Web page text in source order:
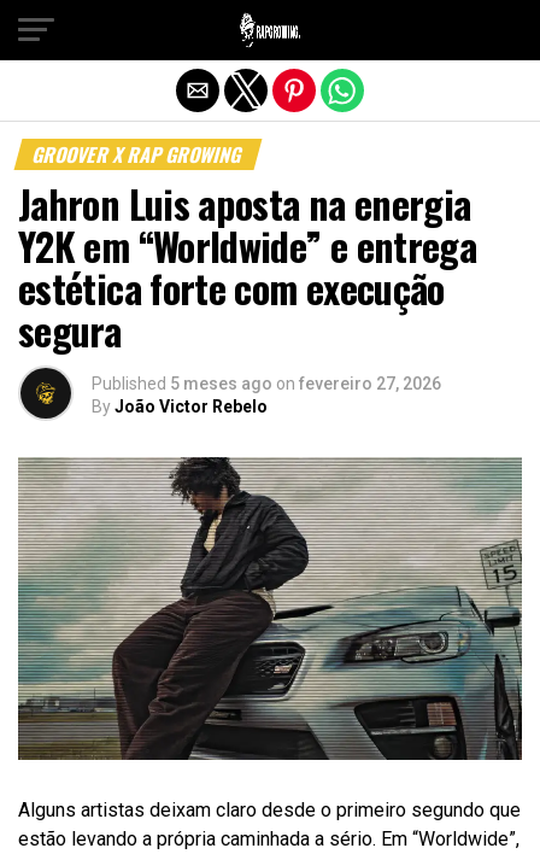
GROOVER X RAP GROWING
Jahron Luis aposta na energia
Y2K em “Worldwide” e entrega
estética forte com execução
segura
Published 5 meses ago on fevereiro 27, 2026
ByJoão Victor Rebelo
Alguns artistas deixam claro desde o primeiro segundo que
estão levando a própria caminhada a sério. Em “Worldwide”,
Sair da versão mobile